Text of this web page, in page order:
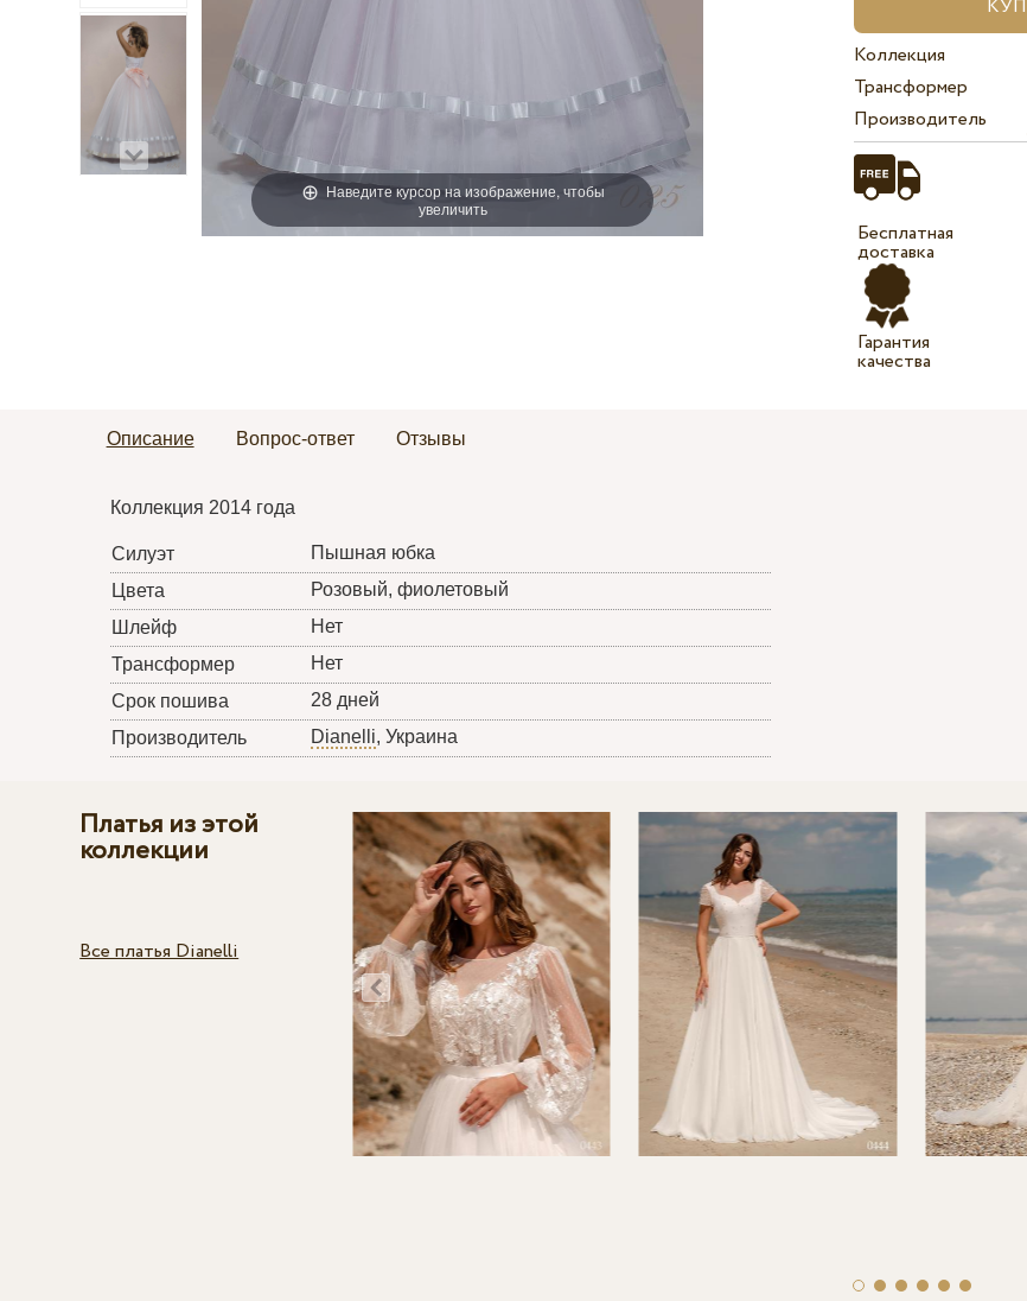
Наведите курсор на изображение, чтобы
увеличить
Коллекция
Трансформер
Производитель
Бесплатная
доставка
Гарантия
качества
Описание Вопрос-ответ Отзывы
Коллекция 2014 года
Силуэт
Пышная юбка
Цвета
Розовый, фиолетовый
Шлейф
Нет
Трансформер
Нет
Срок пошива
28 дней
Производитель
Dianelli, Украина
Платья из этой
коллекции
Все платья Dianelli